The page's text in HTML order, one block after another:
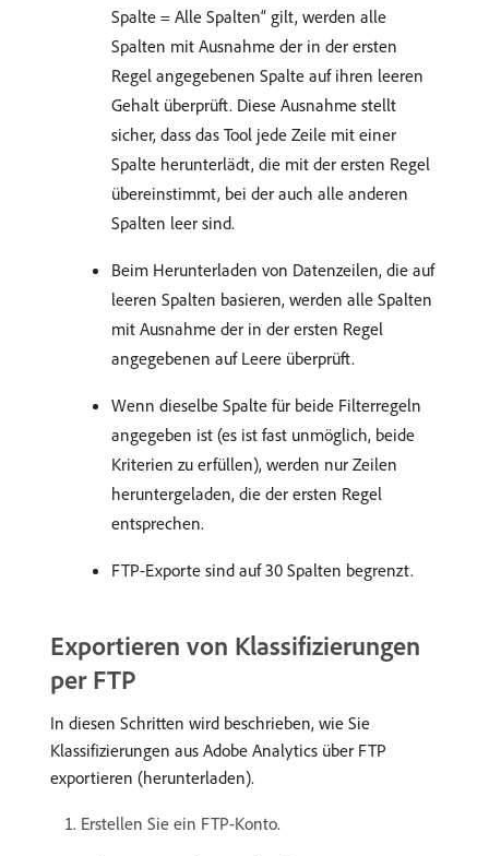
Spalte = Alle Spalten“ gilt, werden alle
Spalten mit Ausnahme der in der ersten
Regel angegebenen Spalte auf ihren leeren
Gehalt überprüft. Diese Ausnahme stellt
sicher, dass das Tool jede Zeile mit einer
Spalte herunterlädt, die mit der ersten Regel
übereinstimmt, bei der auch alle anderen
Spalten leer sind.
Beim Herunterladen von Datenzeilen, die auf
leeren Spalten basieren, werden alle Spalten
mit Ausnahme der in der ersten Regel
angegebenen auf Leere überprüft.
Wenn dieselbe Spalte für beide Filterregeln
angegeben ist (es ist fast unmöglich, beide
Kriterien zu erfüllen), werden nur Zeilen
heruntergeladen, die der ersten Regel
entsprechen.
FTP-Exporte sind auf 30 Spalten begrenzt.
Exportieren von Klassifizierungen
per FTP
In diesen Schritten wird beschrieben, wie Sie
Klassifizierungen aus Adobe Analytics über FTP
exportieren (herunterladen).
Erstellen Sie ein FTP-Konto.